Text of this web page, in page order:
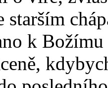
starším
k